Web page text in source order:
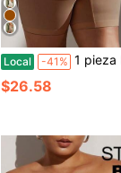
Local -41% 1 pieza Body sexy sin
$26.58